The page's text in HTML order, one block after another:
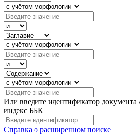
Или введите идентификатор
индекс ББК
Справка о расширенном поиске